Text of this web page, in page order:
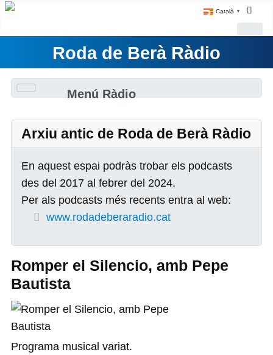
Català ▼
Roda de Berà Ràdio
Menú Ràdio
Arxiu antic de Roda de Berà Ràdio
En aquest espai podràs trobar els podcasts
des del 2017 al febrer del 2024.
Per als podcasts més recents entra al web:
www.rodadeberaradio.cat
Romper el Silencio, amb Pepe
Bautista
Programa musical variat.